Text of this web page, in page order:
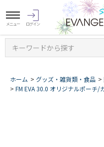
キーワードから探す
ホーム > グッズ・雑貨類・食品 >
> FM EVA 30.0 オリジナルポーチ/